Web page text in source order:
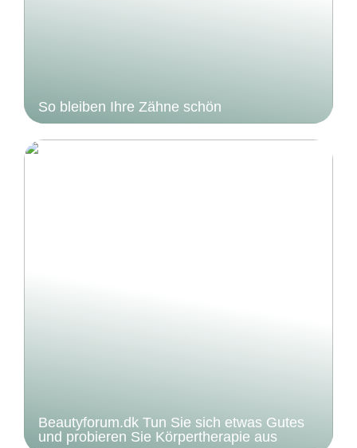
So bleiben Ihre Zähne schön
Beautyforum.dk Tun Sie sich etwas Gutes
und probieren Sie Körpertherapie aus